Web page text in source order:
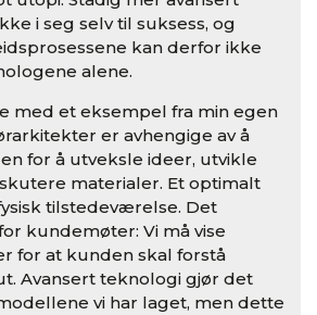
i seg selv til suksess, og
kan derfor ikke
alene.
med et eksempel fra min egen
er avhengige av å
for å utveksle ideer, utvikle
materialer. Et optimalt
tilstedeværelse. Det
kundemøter: Vi må vise
for at kunden skal forstå
Avansert teknologi gjør det
vi har laget, men dette